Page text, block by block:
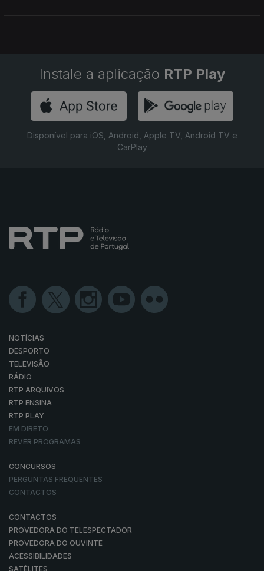
Instale a aplicação RTP Play
Disponível para iOS, Android, Apple TV, Android TV e
CarPlay
NOTÍCIAS
DESPORTO
TELEVISÃO
RÁDIO
RTP ARQUIVOS
RTP ENSINA
RTP PLAY
EM DIRETO
REVER PROGRAMAS
CONCURSOS
PERGUNTAS FREQUENTES
CONTACTOS
CONTACTOS
PROVEDORA DO TELESPECTADOR
PROVEDORA DO OUVINTE
ACESSIBILIDADES
SATÉLITES